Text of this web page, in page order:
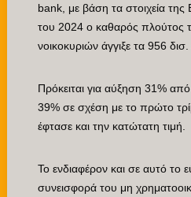
bank, με βάση τα στοιχεία της
του 2024 ο καθαρός πλούτος
νοικοκυριών άγγιξε τα 956
Πρόκειται για αύξηση 31%
39% σε σχέση με το πρώτο
έφτασε και την κατώτατη τιμή.
Το ενδιαφέρον και σε αυτό το
συνεισφορά του μη